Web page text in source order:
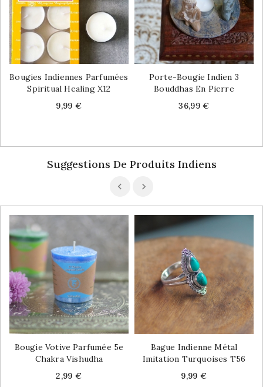
Bougies Indiennes Parfumées
Spiritual Healing X12
Price
9,99 €
Porte-Bougie Indien 3
Bouddhas En Pierre
Price
36,99 €
Suggestions De Produits Indiens
Bougie Votive Parfumée 5e
Chakra Vishudha
Price
2,99 €
Bague Indienne Métal
Imitation Turquoises T56
Price
9,99 €